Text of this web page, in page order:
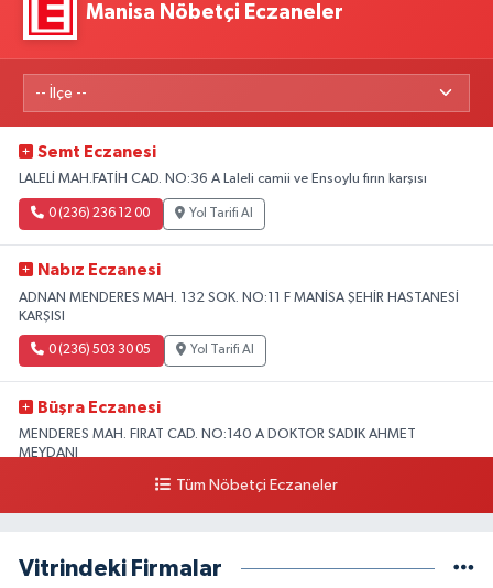
Manisa Nöbetçi Eczaneler
Semt Eczanesi
LALELİ MAH.FATİH CAD. NO:36 A Laleli camii ve Ensoylu fırın karşısı
0 (236) 236 12 00 Yol Tarifi Al
Nabız Eczanesi
ADNAN MENDERES MAH. 132 SOK. NO:11 F MANİSA ŞEHİR HASTANESİ
KARŞISI
0 (236) 503 30 05 Yol Tarifi Al
Büşra Eczanesi
MENDERES MAH. FIRAT CAD. NO:140 A DOKTOR SADIK AHMET
MEYDANI
Yol Tarifi Al
BEYAZIT MAHALLESİ MENDERES BULVARI NO:79 A
Tüm Nöbetçi Eczaneler
Vitrindeki Firmalar